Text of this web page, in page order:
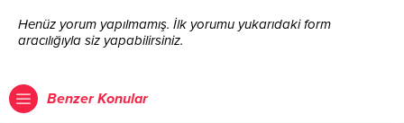
Henüz yorum yapılmamış. İlk yorumu yukarıdaki form
aracılığıyla siz yapabilirsiniz.
Benzer Konular